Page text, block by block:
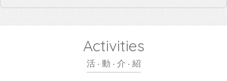
Activities
活 ‧ 動 ‧ 介 ‧ 紹